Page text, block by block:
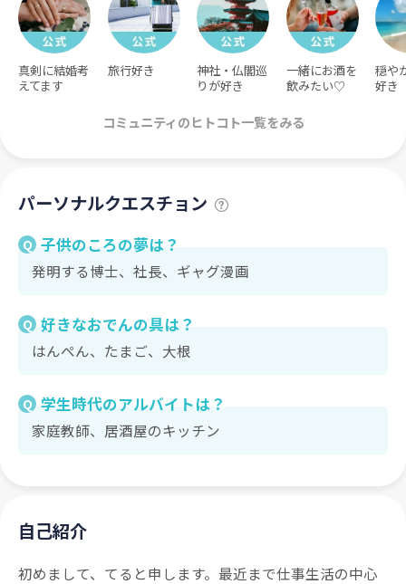
真剣に結婚考
えてます
旅行好き
神社・仏閣巡
りが好き
一緒にお酒を
飲みたい♡
穏や
好き
コミュニティのヒトコト一覧をみる
パーソナルクエスチョン
Q 子供のころの夢は？
発明する博士、社長、ギャグ漫画
Q 好きなおでんの具は？
はんぺん、たまご、大根
Q 学生時代のアルバイトは？
家庭教師、居酒屋のキッチン
自己紹介
初めまして、てると申します。最近まで仕事生活の中心